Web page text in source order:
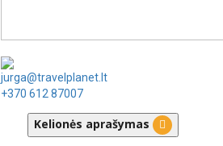
jurga@travelplanet.lt
+370 612 87007
Kelionės aprašymas